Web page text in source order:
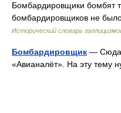
Бомбардировщики бомбят
бомбардировщиков не
Исторический словарь
Бомбардировщик — Сюда
«Авианалёт». На эту тему